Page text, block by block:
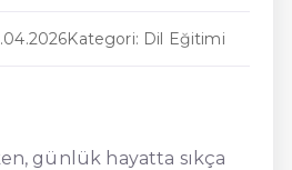
Kategori: Dil Eğitimi
günlük hayatta sıkça